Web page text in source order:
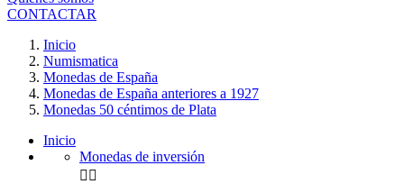
CONTACTAR
Inicio
Numismatica
Monedas de España
Monedas de España anteriores a 1927
Monedas 50 céntimos de Plata
Inicio
Monedas de inversión
 